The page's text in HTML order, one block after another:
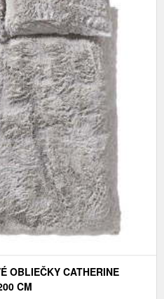
OBLIEČKY CATHERINE
CM